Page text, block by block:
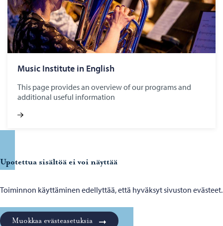
Music Institute in English
This page provides an overview of our programs and
additional useful information
Upotettua sisältöä ei voi näyttää
Toiminnon käyttäminen edellyttää, että hyväksyt sivuston evästeet.
Muokkaa evästeasetuksia